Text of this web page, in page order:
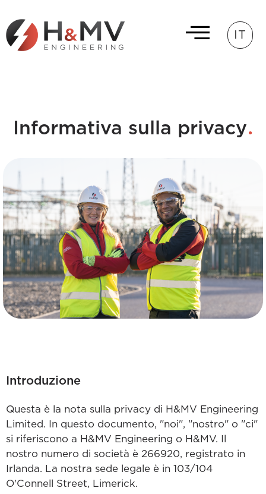
IT
Informativa sulla privacy.
Introduzione
Questa è la nota sulla privacy di H&MV Engineering
Limited. In questo documento, "noi", "nostro" o "ci"
si riferiscono a H&MV Engineering o H&MV. Il
nostro numero di società è 266920, registrato in
Irlanda. La nostra sede legale è in 103/104
O'Connell Street, Limerick.